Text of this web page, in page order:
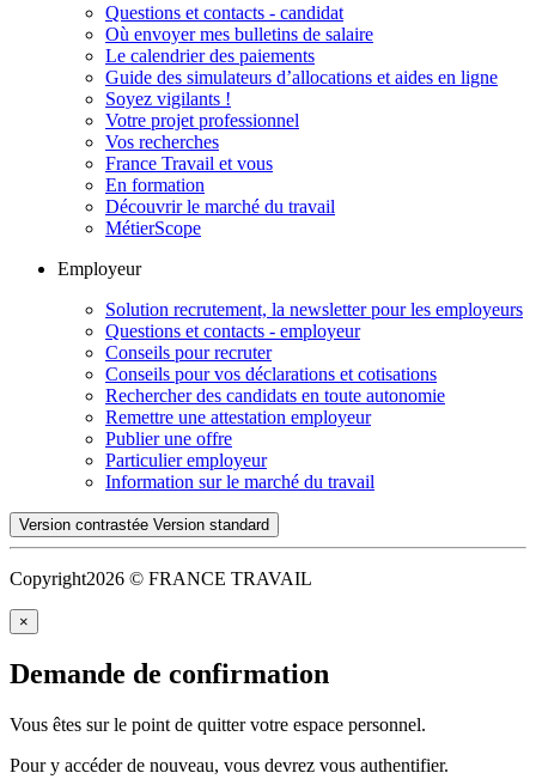
Questions et contacts - candidat
Où envoyer mes bulletins de salaire
Le calendrier des paiements
Guide des simulateurs d’allocations et aides en ligne
Soyez vigilants !
Votre projet professionnel
Vos recherches
France Travail et vous
En formation
Découvrir le marché du travail
MétierScope
Employeur
Solution recrutement, la newsletter pour les employeurs
Questions et contacts - employeur
Conseils pour recruter
Conseils pour vos déclarations et cotisations
Rechercher des candidats en toute autonomie
Remettre une attestation employeur
Publier une offre
Particulier employeur
Information sur le marché du travail
Version contrastée Version standard
Copyright2026 © FRANCE TRAVAIL
×
Demande de confirmation
Vous êtes sur le point de quitter votre espace personnel.
Pour y accéder de nouveau, vous devrez vous authentifier.